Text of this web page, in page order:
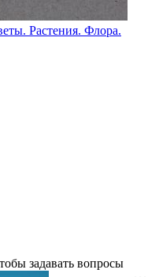
Растения. Флора.
задавать вопросы